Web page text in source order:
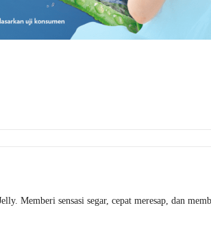
Memberi sensasi segar, cepat meresap, dan